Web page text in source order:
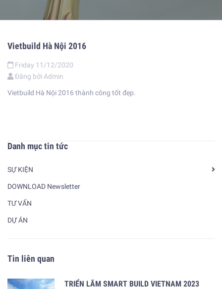
Danh mục tin tức
SỰ KIỆN
DOWNLOAD Newsletter
TƯ VẤN
DỰ ÁN
Tin liên quan
TRIỂN LÃM SMART BUILD VIETNAM 2023
Vietbuild Hà Nội 2016
Friday 11/12/2020
Đăng bởi Admin
Vietbuild Hà Nội 2016 thành công tốt đẹp.